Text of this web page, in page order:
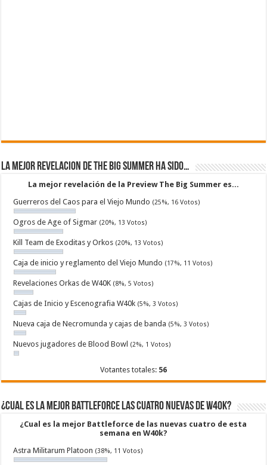
La mejor revelacion de The Big Summer ha sido…
La mejor revelación de la Preview The Big Summer es...
Guerreros del Caos para el Viejo Mundo (25%, 16 Votos)
Ogros de Age of Sigmar (20%, 13 Votos)
Kill Team de Exoditas y Orkos (20%, 13 Votos)
Caja de inicio y reglamento del Viejo Mundo (17%, 11 Votos)
Revelaciones Orkas de W40K (8%, 5 Votos)
Cajas de Inicio y Escenografia W40k (5%, 3 Votos)
Nueva caja de Necromunda y cajas de banda (5%, 3 Votos)
Nuevos jugadores de Blood Bowl (2%, 1 Votos)
Votantes totales: 56
¿Cual es la mejor Battleforce las cuatro nuevas de W40k?
¿Cual es la mejor Battleforce de las nuevas cuatro de esta
semana en W40k?
Astra Militarum Platoon (38%, 11 Votos)